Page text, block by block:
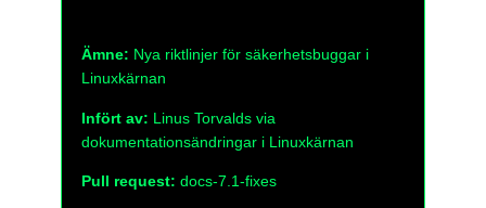
Ämne: Nya riktlinjer för säkerhetsbuggar i
Linuxkärnan
Infört av: Linus Torvalds via
dokumentationsändringar i Linuxkärnan
Pull request: docs-7.1-fixes